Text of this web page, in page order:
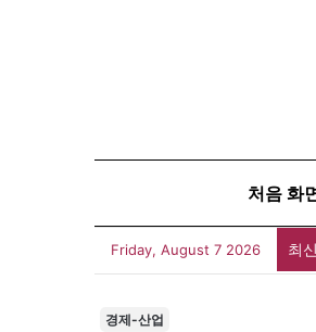
처음 화
Friday, August 7 2026 최
경제-산업